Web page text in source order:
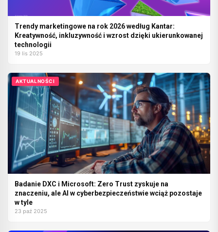
Trendy marketingowe na rok 2026 według Kantar:
Kreatywność, inkluzywność i wzrost dzięki ukierunkowanej
technologii
19 lis 2025
AKTUALNOŚCI
Badanie DXC i Microsoft: Zero Trust zyskuje na
znaczeniu, ale AI w cyberbezpieczeństwie wciąż pozostaje
w tyle
23 paź 2025